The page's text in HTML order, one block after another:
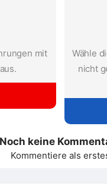
mit
Wähle
nicht
Noch keine
Kommentiere als